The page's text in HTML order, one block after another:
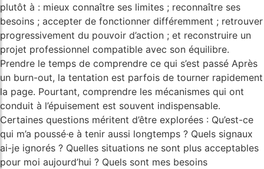
plutôt à : mieux connaître ses limites ; reconnaître ses
besoins ; accepter de fonctionner différemment ; retrouver
progressivement du pouvoir d’action ; et reconstruire un
projet professionnel compatible avec son équilibre.
Prendre le temps de comprendre ce qui s’est passé Après
un burn-out, la tentation est parfois de tourner rapidement
la page. Pourtant, comprendre les mécanismes qui ont
conduit à l’épuisement est souvent indispensable.
Certaines questions méritent d’être explorées : Qu’est-ce
qui m’a poussé·e à tenir aussi longtemps ? Quels signaux
ai-je ignorés ? Quelles situations ne sont plus acceptables
pour moi aujourd’hui ? Quels sont mes besoins